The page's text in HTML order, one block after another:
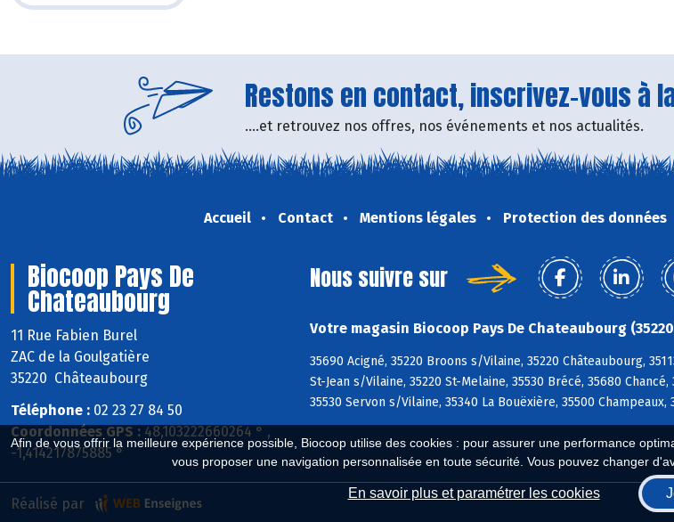
Afin de vous offrir la meilleure expérience possible, Biocoop utilise des cookies : pour assurer une performance
vous proposer une navigation personnalisée en toute sécurité. Vous pouvez changer
En savoir plus et paramétrer les cookies
Restons en contact, inscrivez-vous à
....et retrouvez nos offres, nos événements et nos actualités.
Accueil Contact Mentions légales Protection des données
Biocoop Pays De
Chateaubourg
11 Rue Fabien Burel
ZAC de la Goulgatière
35220 Châteaubourg
Téléphone : 02 23 27 84 50
Coordonnées GPS : 48,103222660264 ° ,
-1,414217875885 °
Nous suivre sur
Votre magasin Biocoop Pays De Chateaubourg
35690 Acigné, 35220 Broons s/Vilaine, 35220 Châteaubourg,
St-Jean s/Vilaine, 35220 St-Melaine, 35530 Brécé, 35680
35530 Servon s/Vilaine, 35340 La Bouëxière, 35500
Réalisé par